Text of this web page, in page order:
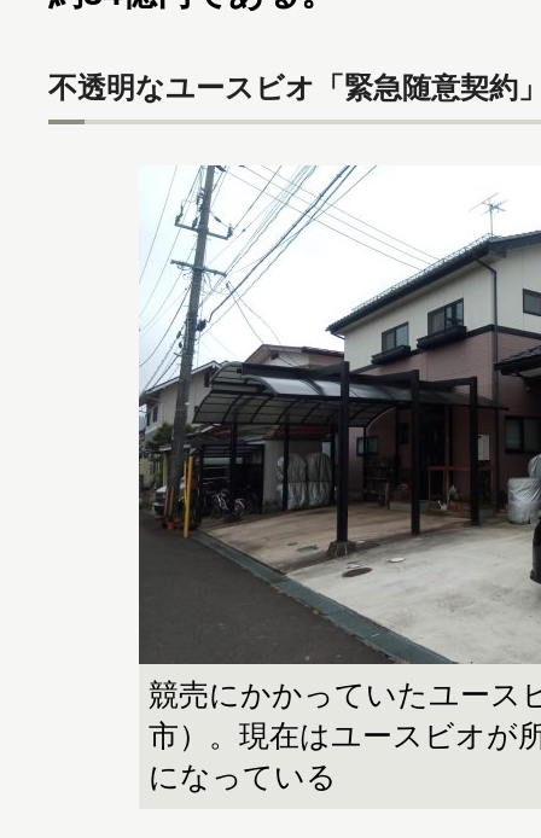
不透明なユースビオ「緊急随意契約
競売にかかっていたユース
市）。現在はユースビオが
になっている